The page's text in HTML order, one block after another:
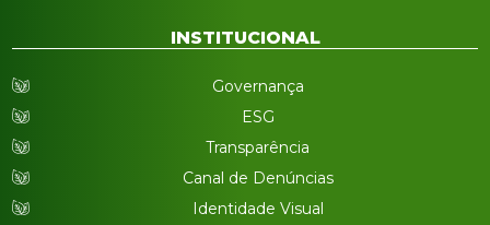
INSTITUCIONAL
Governança
ESG
Transparência
Canal de Denúncias
Identidade Visual